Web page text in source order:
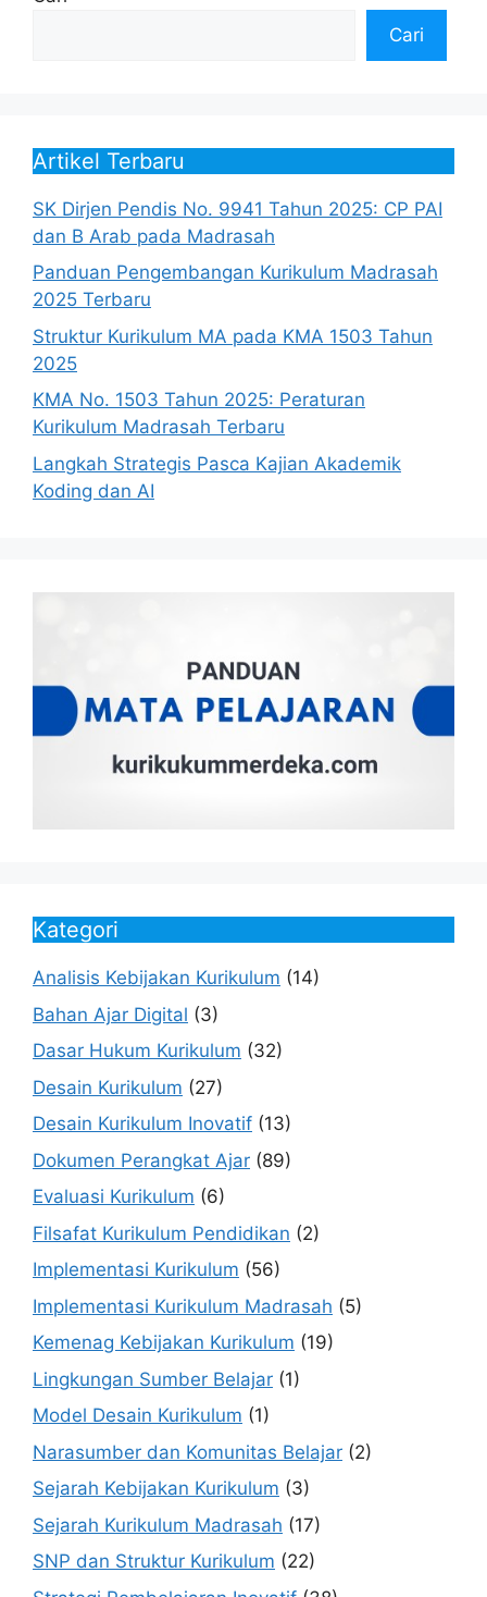
Cari
Artikel Terbaru
SK Dirjen Pendis No. 9941 Tahun 2025: CP PAI
dan B Arab pada Madrasah
Panduan Pengembangan Kurikulum Madrasah
2025 Terbaru
Struktur Kurikulum MA pada KMA 1503 Tahun
2025
KMA No. 1503 Tahun 2025: Peraturan
Kurikulum Madrasah Terbaru
Langkah Strategis Pasca Kajian Akademik
Koding dan AI
Kategori
Analisis Kebijakan Kurikulum (14)
Bahan Ajar Digital (3)
Dasar Hukum Kurikulum (32)
Desain Kurikulum (27)
Desain Kurikulum Inovatif (13)
Dokumen Perangkat Ajar (89)
Evaluasi Kurikulum (6)
Filsafat Kurikulum Pendidikan (2)
Implementasi Kurikulum (56)
Implementasi Kurikulum Madrasah (5)
Kemenag Kebijakan Kurikulum (19)
Lingkungan Sumber Belajar (1)
Model Desain Kurikulum (1)
Narasumber dan Komunitas Belajar (2)
Sejarah Kebijakan Kurikulum (3)
Sejarah Kurikulum Madrasah (17)
SNP dan Struktur Kurikulum (22)